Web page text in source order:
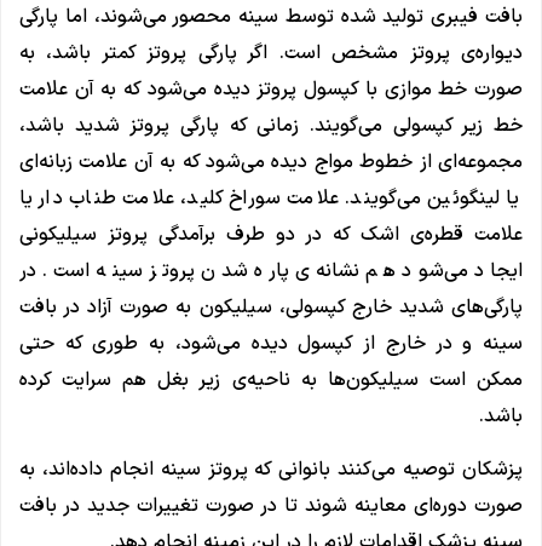
بافت فیبری تولید شده توسط سینه محصور می‌شوند، اما پارگی
دیواره‌ی پروتز مشخص است. اگر پارگی پروتز کمتر باشد، به
صورت خط موازی با کپسول پروتز دیده می‌شود که به آن علامت
خط زیر کپسولی می‌گویند. زمانی که پارگی پروتز شدید باشد،
مجموعه‌ای از خطوط مواج دیده می‌شود که به آن علامت زبانه‌ای
یا لینگوئین می‌گویند. علامت سوراخ کلید، علامت طناب دار یا
علامت قطره‌ی اشک که در دو طرف برآمدگی پروتز سیلیکونی
ایجاد می‌شود هم نشانه‌ی پاره شدن پروتز سینه است. در
پارگی‌های شدید خارج کپسولی، سیلیکون به صورت آزاد در بافت
سینه و در خارج از کپسول دیده می‌شود، به طوری که حتی
ممکن است سیلیکون‌ها به ناحیه‌ی زیر بغل هم سرایت کرده
باشد.
پزشکان توصیه می‌کنند بانوانی که پروتز سینه انجام داده‌اند، به
صورت دوره‌ای معاینه شوند تا در صورت تغییرات جدید در بافت